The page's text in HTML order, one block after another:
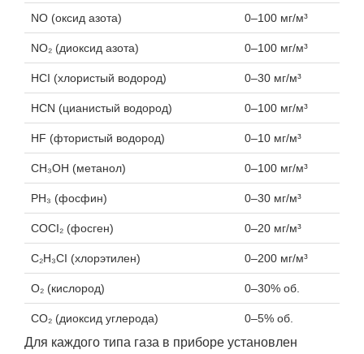
NO (оксид азота) 0–100 мг/м³
NO₂ (диоксид азота) 0–100 мг/м³
HCI (хлористый водород) 0–30 мг/м³
HCN (цианистый водород) 0–100 мг/м³
HF (фтористый водород) 0–10 мг/м³
CH₃OH (метанол) 0–100 мг/м³
PH₃ (фосфин) 0–30 мг/м³
COCI₂ (фосген) 0–20 мг/м³
C₂H₃CI (хлорэтилен) 0–200 мг/м³
O₂ (кислород) 0–30% об.
CO₂ (диоксид углерода) 0–5% об.
Для каждого типа газа в приборе установлен